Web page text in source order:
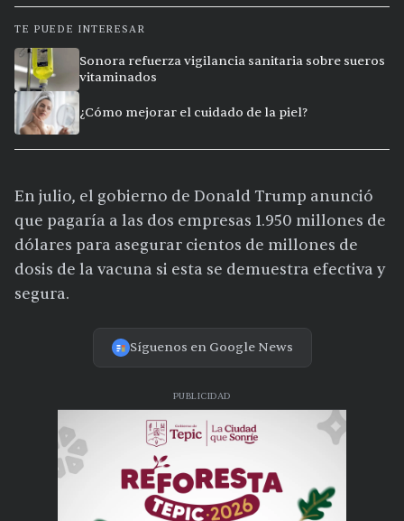
TE PUEDE INTERESAR
Sonora refuerza vigilancia sanitaria sobre sueros
vitaminados
¿Cómo mejorar el cuidado de la piel?
En julio, el gobierno de Donald Trump anunció
que pagaría a las dos empresas 1.950 millones de
dólares para asegurar cientos de millones de
dosis de la vacuna si esta se demuestra efectiva y
segura.
Síguenos en Google News
PUBLICIDAD